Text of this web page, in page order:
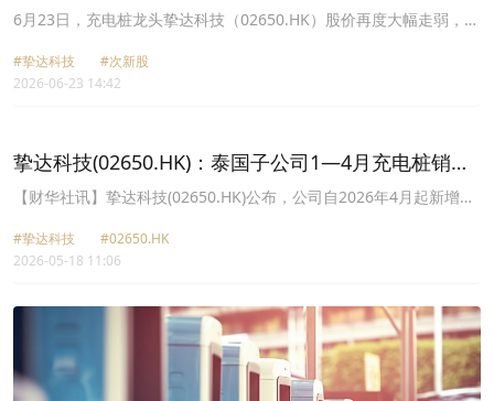
新低陷入破发泥潭
6月23日，充电桩龙头挚达科技（02650.HK）股价再度大幅走弱，盘
但截至发稿时间仍下挫7.14%，报11.57港元/股，市值约为34.59亿
港元。
#挚达科技
#次新股
2026-06-23 14:42
挚达科技(02650.HK)：泰国子公司1—4月充电桩销量
同比增长约71.3%
【财华社讯】挚达科技(02650.HK)公布，公司自2026年4月起新增签
OMODA and JAECOO(Thailand)Co.,ltd.(奇瑞集团旗下的泰国公
司)、TAILIAN TRADINGCO.,LTD.等多家全球知名汽车品牌客户和代
月至4月充电桩销量同比增长约71.3%。
#挚达科技
#02650.HK
2026-05-18 11:06